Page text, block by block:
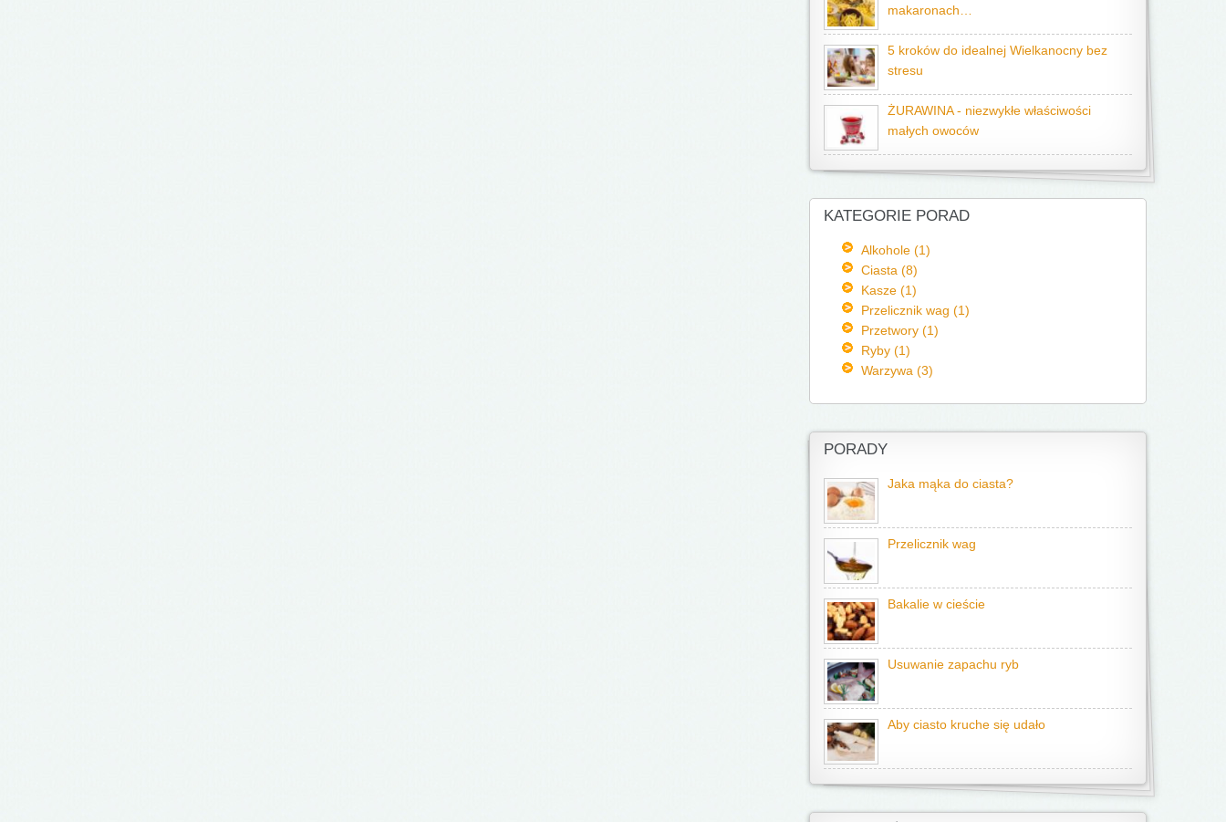
makaronach…
5 kroków do idealnej Wielkanocny bez
stresu
ŻURAWINA - niezwykłe właściwości
małych owoców
KATEGORIE PORAD
Alkohole (1)
Ciasta (8)
Kasze (1)
Przelicznik wag (1)
Przetwory (1)
Ryby (1)
Warzywa (3)
PORADY
Jaka mąka do ciasta?
Przelicznik wag
Bakalie w cieście
Usuwanie zapachu ryb
Aby ciasto kruche się udało